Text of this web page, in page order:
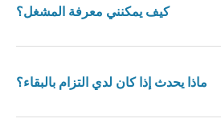
كيف يمكنني معرفة المشغل؟
ماذا يحدث إذا كان لدي التزام بالبقاء؟